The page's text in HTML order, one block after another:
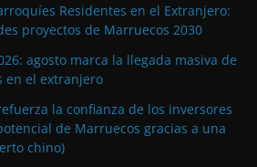
Residentes en el Extranjero:
proyectos de Marruecos 2030
agosto marca la llegada masiva de
en el extranjero
la confianza de los inversores
de Marruecos gracias a una
chino)